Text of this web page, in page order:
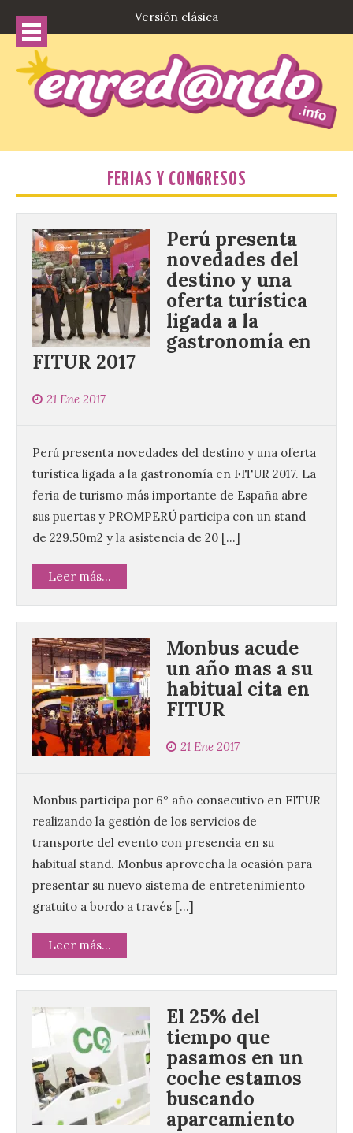
Versión clásica
FERIAS Y CONGRESOS
Perú presenta
novedades del
destino y una
oferta turística
ligada a la
gastronomía en
FITUR 2017
21 Ene 2017
Perú presenta novedades del destino y una oferta
turística ligada a la gastronomía en FITUR 2017. La
feria de turismo más importante de España abre
sus puertas y PROMPERÚ participa con un stand
de 229.50m2 y la asistencia de 20 […]
Leer más...
Monbus acude
un año mas a su
habitual cita en
FITUR
21 Ene 2017
Monbus participa por 6º año consecutivo en FITUR
realizando la gestión de los servicios de
transporte del evento con presencia en su
habitual stand. Monbus aprovecha la ocasión para
presentar su nuevo sistema de entretenimiento
gratuito a bordo a través […]
Leer más...
El 25% del
tiempo que
pasamos en un
coche estamos
buscando
aparcamiento